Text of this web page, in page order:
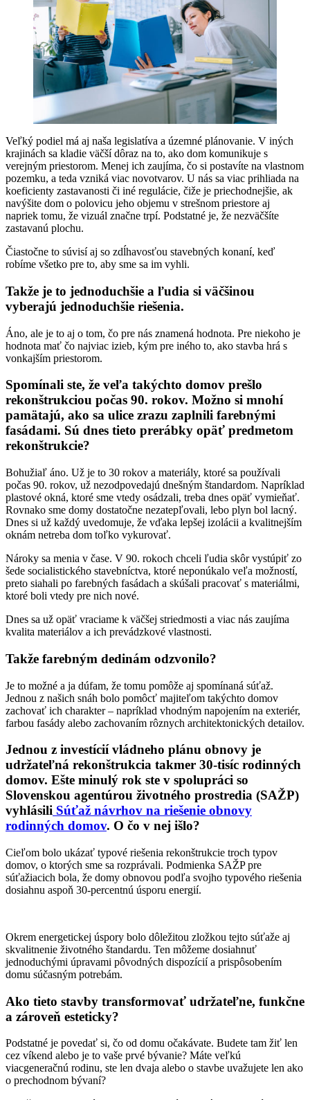
Veľký podiel má aj naša legislatíva a územné plánovanie. V iných
krajinách sa kladie väčší dôraz na to, ako dom komunikuje s
verejným priestorom. Menej ich zaujíma, čo si postavíte na vlastnom
pozemku, a teda vzniká viac novotvarov. U nás sa viac prihliada na
koeficienty zastavanosti či iné regulácie, čiže je priechodnejšie, ak
navýšite dom o polovicu jeho objemu v strešnom priestore aj
napriek tomu, že vizuál značne trpí. Podstatné je, že nezväčšíte
zastavanú plochu.
Čiastočne to súvisí aj so zdĺhavosťou stavebných konaní, keď
robíme všetko pre to, aby sme sa im vyhli.
Takže je to jednoduchšie a ľudia si väčšinou
vyberajú jednoduchšie riešenia.
Áno, ale je to aj o tom, čo pre nás znamená hodnota. Pre niekoho je
hodnota mať čo najviac izieb, kým pre iného to, ako stavba hrá s
vonkajším priestorom.
Spomínali ste, že veľa takýchto domov prešlo
rekonštrukciou počas 90. rokov. Možno si mnohí
pamätajú, ako sa ulice zrazu zaplnili farebnými
fasádami. Sú dnes tieto prerábky opäť predmetom
rekonštrukcie?
Bohužiaľ áno. Už je to 30 rokov a materiály, ktoré sa používali
počas 90. rokov, už nezodpovedajú dnešným štandardom. Napríklad
plastové okná, ktoré sme vtedy osádzali, treba dnes opäť vymieňať.
Rovnako sme domy dostatočne nezatepľovali, lebo plyn bol lacný.
Dnes si už každý uvedomuje, že vďaka lepšej izolácii a kvalitnejším
oknám netreba dom toľko vykurovať.
Nároky sa menia v čase. V 90. rokoch chceli ľudia skôr vystúpiť zo
šede socialistického stavebníctva, ktoré neponúkalo veľa možností,
preto siahali po farebných fasádach a skúšali pracovať s materiálmi,
ktoré boli vtedy pre nich nové.
Dnes sa už opäť vraciame k väčšej striedmosti a viac nás zaujíma
kvalita materiálov a ich prevádzkové vlastnosti.
Takže farebným dedinám odzvonilo?
Je to možné a ja dúfam, že tomu pomôže aj spomínaná súťaž.
Jednou z našich snáh bolo pomôcť majiteľom takýchto domov
zachovať ich charakter – napríklad vhodným napojením na exteriér,
farbou fasády alebo zachovaním rôznych architektonických detailov.
Jednou z investícií vládneho plánu obnovy je
udržateľná rekonštrukcia takmer 30-tisíc rodinných
domov. Ešte minulý rok ste v spolupráci so
Slovenskou agentúrou životného prostredia (SAŽP)
vyhlásili Súťaž návrhov na riešenie obnovy
rodinných domov. O čo v nej išlo?
Cieľom bolo ukázať typové riešenia rekonštrukcie troch typov
domov, o ktorých sme sa rozprávali. Podmienka SAŽP pre
súťažiacich bola, že domy obnovou podľa svojho typového riešenia
dosiahnu aspoň 30-percentnú úsporu energií.
Okrem energetickej úspory bolo dôležitou zložkou tejto súťaže aj
skvalitnenie životného štandardu. Ten môžeme dosiahnuť
jednoduchými úpravami pôvodných dispozícií a prispôsobením
domu súčasným potrebám.
Ako tieto stavby transformovať udržateľne, funkčne
a zároveň esteticky?
Podstatné je povedať si, čo od domu očakávate. Budete tam žiť len
cez víkend alebo je to vaše prvé bývanie? Máte veľkú
viacgeneračnú rodinu, ste len dvaja alebo o stavbe uvažujete len ako
o prechodnom bývaní?